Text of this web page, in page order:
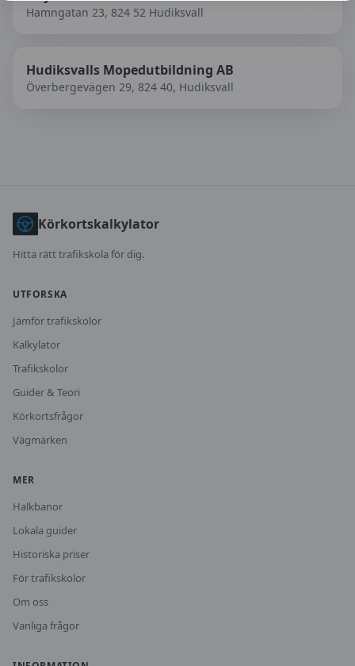
Hamngatan 23, 824 52 Hudiksvall
Hudiksvalls Mopedutbildning AB
Överbergevägen 29, 824 40, Hudiksvall
Körkortskalkylator
Hitta rätt trafikskola för dig.
UTFORSKA
Jämför trafikskolor
Kalkylator
Trafikskolor
Guider & Teori
Körkortsfrågor
Vägmärken
MER
Halkbanor
Lokala guider
Historiska priser
För trafikskolor
Om oss
Vanliga frågor